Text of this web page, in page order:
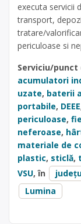
executa servicii
transport,
tratare/
periculoase si
Serviciu/
acumulatori
uzate, baterii
portabile, DEEE
periculoase,
neferoase,
materiale de
plastic, sticlă,
VSU, în
Lumina